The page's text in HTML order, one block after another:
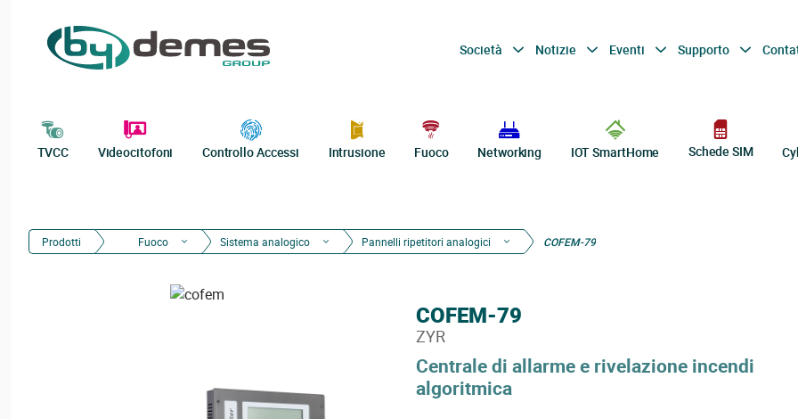
Società Notizie Eventi Supporto
TVCC Videocitofoni Controllo Accessi Intrusione Fuoco Networking IOT SmartHome Schede SIM
Prodotti Fuoco Sistema analogico Pannelli ripetitori analogici COFEM-79
Centrale di allarme e rivelazione incendi
algoritmica
COFEM-79
ZYR